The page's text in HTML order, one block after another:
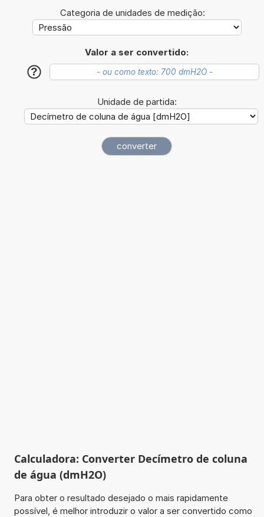
Categoria de unidades de medição:
Valor a ser convertido:
?
Unidade de partida:
Calculadora: Converter Decímetro de coluna
de água (dmH2O)
Para obter o resultado desejado o mais rapidamente
possível, é melhor introduzir o valor a ser convertido como